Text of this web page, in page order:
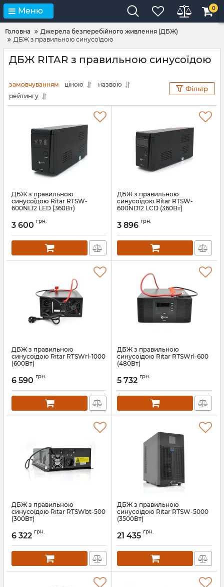
Меню 0
Головна
Джерела безперебійного живлення (ДБЖ)
ДБЖ з правильною синусоїдою
ДБЖ RITAR з правильною синусоїдою
замовчуванням ціною
назвою
рейтингу
Фільтр
ДБЖ з правильною
синусоїдою Ritar RTSW-
600NL12 LED (360Вт)
3 600 грн.
ДБЖ з правильною
синусоїдою Ritar RTSW-
600ND12 LCD (360Вт)
3 896 грн.
ДБЖ з правильною
синусоїдою Ritar RTSWrl-1000
(600Вт)
6 590 грн.
ДБЖ з правильною
синусоїдою Ritar RTSWrl-600
(480Вт)
5 732 грн.
ДБЖ з правильною
синусоїдою Ritar RTSWbt-500
(300Вт)
6 322 грн.
ДБЖ з правильною
синусоїдою Ritar RTSW-5000
(3500Вт)
21 435 грн.